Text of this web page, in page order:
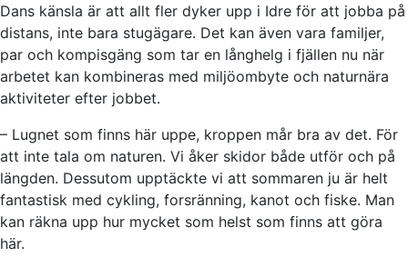
Dans känsla är att allt fler dyker upp i Idre för att jobba på
distans, inte bara stugägare. Det kan även vara familjer,
par och kompisgäng som tar en långhelg i fjällen nu när
arbetet kan kombineras med miljöombyte och naturnära
aktiviteter efter jobbet.
– Lugnet som finns här uppe, kroppen mår bra av det. För
att inte tala om naturen. Vi åker skidor både utför och på
längden. Dessutom upptäckte vi att sommaren ju är helt
fantastisk med cykling, forsränning, kanot och fiske. Man
kan räkna upp hur mycket som helst som finns att göra
här.